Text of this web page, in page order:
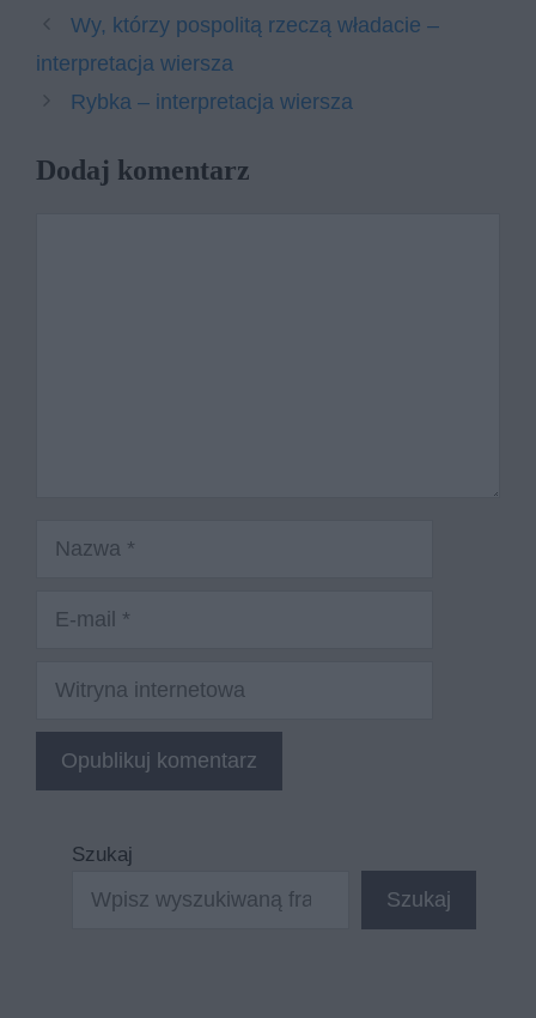
Wy, którzy pospolitą rzeczą władacie –
interpretacja wiersza
Rybka – interpretacja wiersza
Dodaj komentarz
Witryna
internetowa
Szukaj
Szukaj